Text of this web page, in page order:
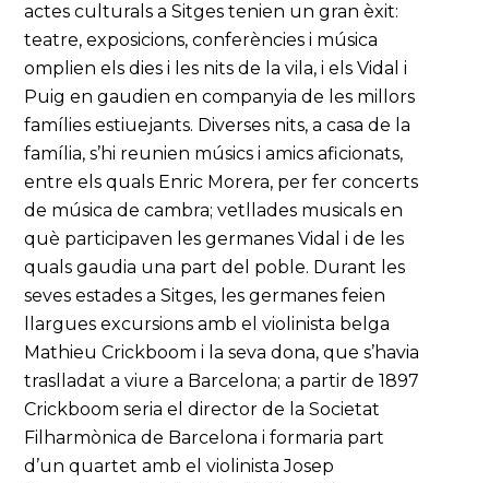
actes culturals a Sitges tenien un gran èxit:
teatre, exposicions, conferències i música
omplien els dies i les nits de la vila, i els Vidal i
Puig en gaudien en companyia de les millors
famílies estiuejants. Diverses nits, a casa de la
família, s’hi reunien músics i amics aficionats,
entre els quals Enric Morera, per fer concerts
de música de cambra; vetllades musicals en
què participaven les germanes Vidal i de les
quals gaudia una part del poble. Durant les
seves estades a Sitges, les germanes feien
llargues excursions amb el violinista belga
Mathieu Crickboom i la seva dona, que s’havia
traslladat a viure a Barcelona; a partir de 1897
Crickboom seria el director de la Societat
Filharmònica de Barcelona i formaria part
d’un quartet amb el violinista Josep